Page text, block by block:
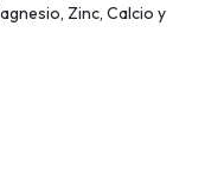
Zinc, Calcio y